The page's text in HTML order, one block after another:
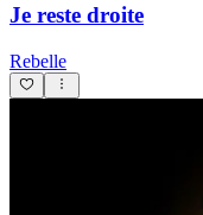
Je reste droite
Rebelle